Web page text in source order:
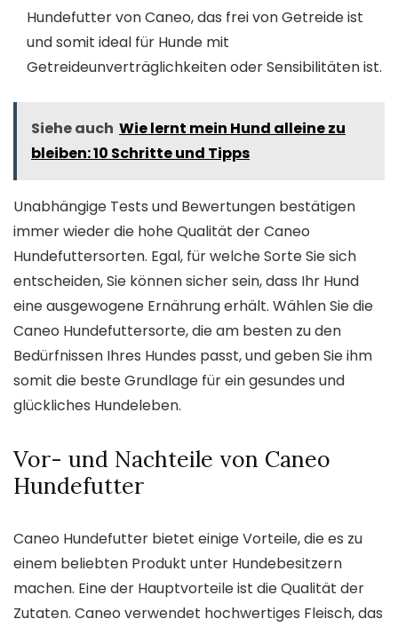
Hundefutter von Caneo, das frei von Getreide ist
und somit ideal für Hunde mit
Getreideunverträglichkeiten oder Sensibilitäten ist.
Siehe auch Wie lernt mein Hund alleine zu
bleiben: 10 Schritte und Tipps
Unabhängige Tests und Bewertungen bestätigen
immer wieder die hohe Qualität der Caneo
Hundefuttersorten. Egal, für welche Sorte Sie sich
entscheiden, Sie können sicher sein, dass Ihr Hund
eine ausgewogene Ernährung erhält. Wählen Sie die
Caneo Hundefuttersorte, die am besten zu den
Bedürfnissen Ihres Hundes passt, und geben Sie ihm
somit die beste Grundlage für ein gesundes und
glückliches Hundeleben.
Vor- und Nachteile von Caneo
Hundefutter
Caneo Hundefutter bietet einige Vorteile, die es zu
einem beliebten Produkt unter Hundebesitzern
machen. Eine der Hauptvorteile ist die Qualität der
Zutaten. Caneo verwendet hochwertiges Fleisch, das